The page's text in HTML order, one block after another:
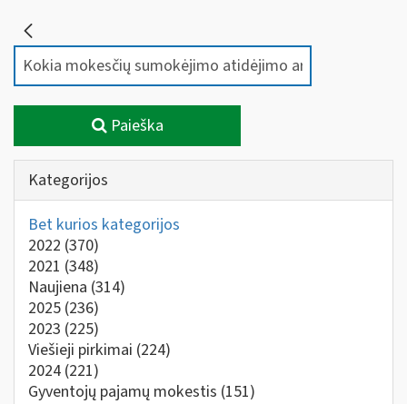
Paieška
Kategorijos
Bet kurios kategorijos
2022 (370)
2021 (348)
Naujiena (314)
2025 (236)
2023 (225)
Viešieji pirkimai (224)
2024 (221)
Gyventojų pajamų mokestis (151)